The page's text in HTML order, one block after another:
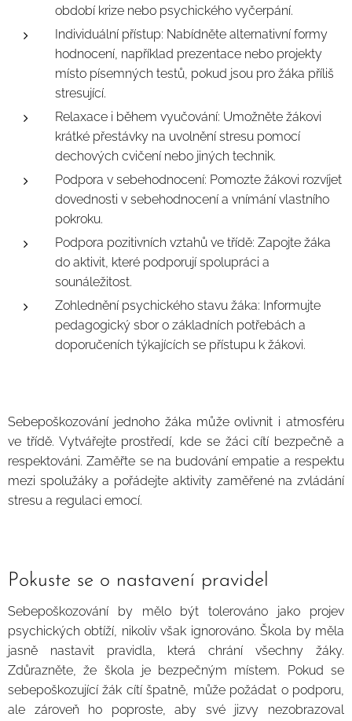
období krize nebo psychického vyčerpání.
Individuální přístup: Nabídněte alternativní formy
hodnocení, například prezentace nebo projekty
místo písemných testů, pokud jsou pro žáka příliš
stresující.
Relaxace i během vyučování: Umožněte žákovi
krátké přestávky na uvolnění stresu pomocí
dechových cvičení nebo jiných technik.
Podpora v sebehodnocení: Pomozte žákovi rozvíjet
dovednosti v sebehodnocení a vnímání vlastního
pokroku.
Podpora pozitivních vztahů ve třídě: Zapojte žáka
do aktivit, které podporují spolupráci a
sounáležitost.
Zohlednění psychického stavu žáka: Informujte
pedagogický sbor o základních potřebách a
doporučeních týkajících se přístupu k žákovi.
Sebepoškozování jednoho žáka může ovlivnit i atmosféru
ve třídě. Vytvářejte prostředí, kde se žáci cítí bezpečně a
respektováni. Zaměřte se na budování empatie a respektu
mezi spolužáky a pořádejte aktivity zaměřené na zvládání
stresu a regulaci emocí.
Pokuste se o nastavení pravidel
Sebepoškozování by mělo být tolerováno jako projev
psychických obtíží, nikoliv však ignorováno. Škola by měla
jasně nastavit pravidla, která chrání všechny žáky.
Zdůrazněte, že škola je bezpečným místem. Pokud se
sebepoškozující žák cítí špatně, může požádat o podporu,
ale zároveň ho poproste, aby své jizvy nezobrazoval